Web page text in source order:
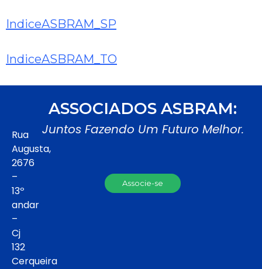
IndiceASBRAM_SP
IndiceASBRAM_TO
Rua
Augusta,
2676
–
13º
andar
–
Cj
132
Cerqueira
ASSOCIADOS ASBRAM:
Juntos Fazendo Um Futuro Melhor.
Associe-se